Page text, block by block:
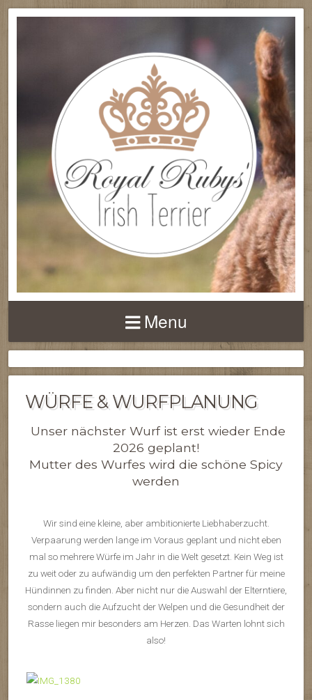
Menu
WÜRFE & WURFPLANUNG
Unser nächster Wurf ist erst wieder Ende
2026 geplant!
Mutter des Wurfes wird die schöne Spicy
werden
Wir sind eine kleine, aber ambitionierte Liebhaberzucht.
Verpaarung werden lange im Voraus geplant und nicht eben
mal so mehrere Würfe im Jahr in die Welt gesetzt. Kein Weg ist
zu weit oder zu aufwändig um den perfekten Partner für meine
Hündinnen zu finden. Aber nicht nur die Auswahl der Elterntiere,
sondern auch die Aufzucht der Welpen und die Gesundheit der
Rasse liegen mir besonders am Herzen. Das Warten lohnt sich
also!